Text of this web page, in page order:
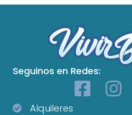
Seguinos en Redes:
Alquileres